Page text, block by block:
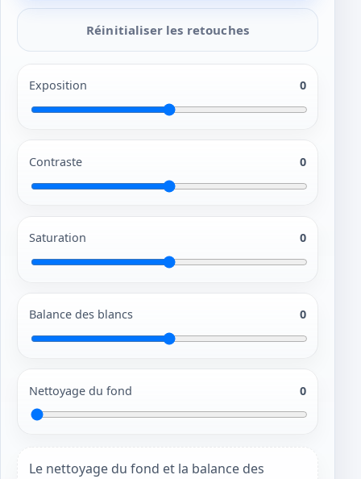
Réinitialiser les retouches
Exposition 0
Contraste 0
Saturation 0
Balance des blancs 0
Nettoyage du fond 0
Le nettoyage du fond et la balance des